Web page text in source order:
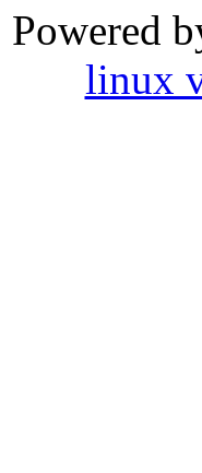
Powered
linux